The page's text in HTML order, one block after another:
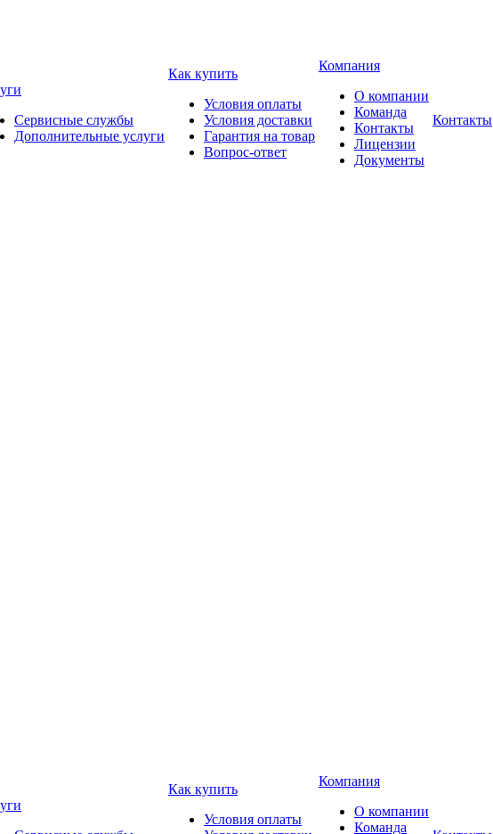
Сервисные службы
Дополнительные услуги
Как купить
Условия оплаты
Условия доставки
Гарантия на товар
Вопрос-ответ
Компания
О компании
Команда
Контакты
Лицензии
Документы
Контакты
Как купить
Условия оплаты
Компания
О компании
Команда